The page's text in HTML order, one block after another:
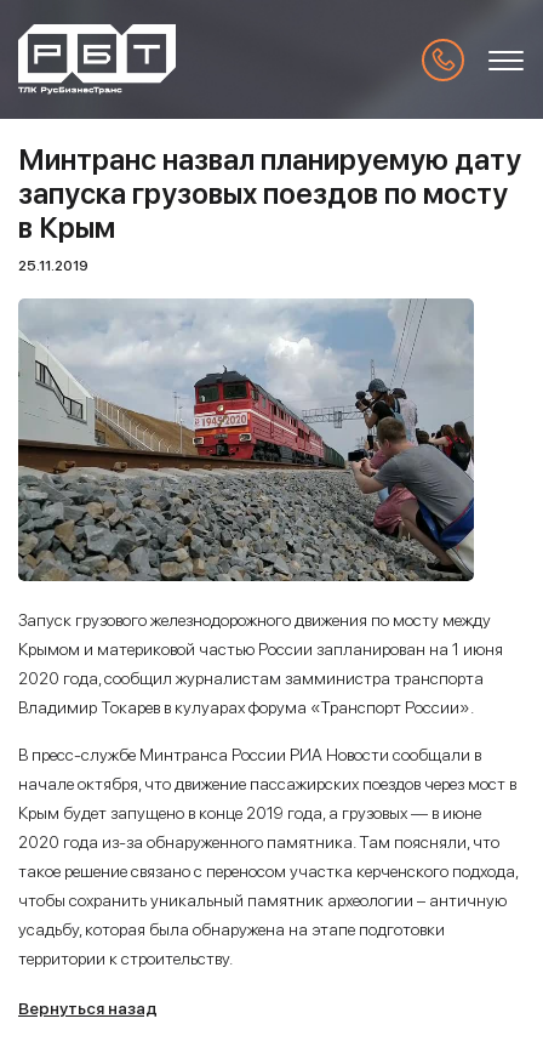
Минтранс назвал планируемую дату
запуска грузовых поездов по мосту
в Крым
25.11.2019
Запуск грузового железнодорожного движения по мосту между
Крымом и материковой частью России запланирован на 1 июня
2020 года, сообщил журналистам замминистра транспорта
Владимир Токарев в кулуарах форума «Транспорт России».
В пресс-службе Минтранса России РИА Новости сообщали в
начале октября, что движение пассажирских поездов через мост в
Крым будет запущено в конце 2019 года, а грузовых — в июне
2020 года из-за обнаруженного памятника. Там поясняли, что
такое решение связано с переносом участка керченского подхода,
чтобы сохранить уникальный памятник археологии – античную
усадьбу, которая была обнаружена на этапе подготовки
территории к строительству.
Вернуться назад